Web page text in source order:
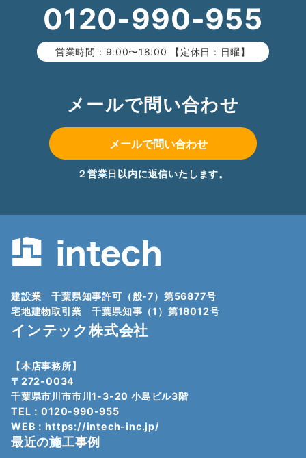
0120-990-955
営業時間：9:00〜18:00 【定休日：日曜】
メールで問い合わせ
メールで問い合わせ
２営業日以内に返信いたします。
建設業 千葉県知事許可（般-7）第56877号
宅地建物取引業 千葉県知事（1）第18012号
インテック株式会社
【本店事務所】
〒272-0034
千葉県市川市市川1-3-20 小島ビル3階
TEL：0120-990-955
WEB：https://intech-inc.jp/
最近の施工事例